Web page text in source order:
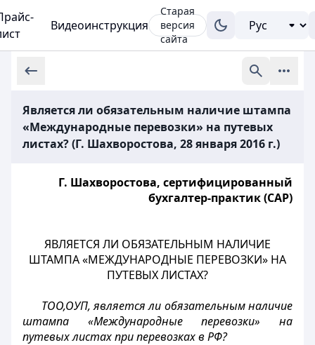
Видеоинструкция
Старая
версия
сайта
Является ли обязательным наличие штампа
«Международные перевозки» на путевых
листах? (Г. Шахворостова, 28 января 2016 г.)
Г. Шахворостова, сертифицированный
бухгалтер-практик (САР)
ЯВЛЯЕТСЯ ЛИ ОБЯЗАТЕЛЬНЫМ НАЛИЧИЕ
ШТАМПА «МЕЖДУНАРОДНЫЕ ПЕРЕВОЗКИ» НА
ПУТЕВЫХ ЛИСТАХ?
ТОО,ОУП, является ли обязательным наличие
штампа «Международные перевозки» на
путевых листах при перевозках в РФ?